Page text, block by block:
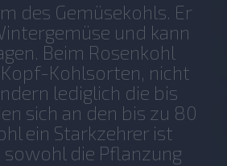
des Gemüsekohls. Er
und kann
Beim Rosenkohl
Kohlsorten, nicht
lediglich die bis
sich an den bis zu 80
ein Starkzehrer ist
die Pflanzung